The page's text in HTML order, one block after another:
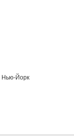
Нью-Йорк